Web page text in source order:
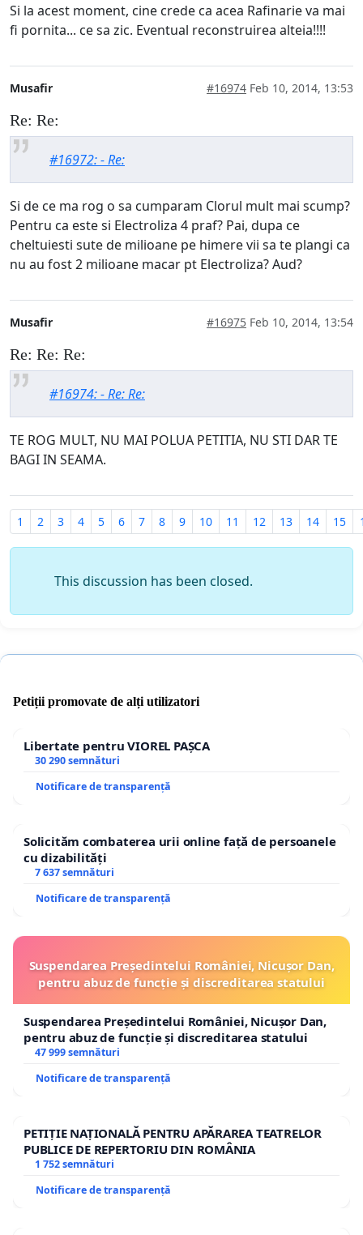
Si la acest moment, cine crede ca acea Rafinarie va mai
fi pornita... ce sa zic. Eventual reconstruirea alteia!!!!
Musafir #16974 Feb 10, 2014, 13:53
Re: Re:
#16972: - Re:
Si de ce ma rog o sa cumparam Clorul mult mai scump?
Pentru ca este si Electroliza 4 praf? Pai, dupa ce
cheltuiesti sute de milioane pe himere vii sa te plangi ca
nu au fost 2 milioane macar pt Electroliza? Aud?
Musafir #16975 Feb 10, 2014, 13:54
Re: Re: Re:
#16974: - Re: Re:
TE ROG MULT, NU MAI POLUA PETITIA, NU STI DAR TE
BAGI IN SEAMA.
1 2 3 4 5 6 7 8 9 10 11 12 13 14 15
This discussion has been closed.
Petiții promovate de alți utilizatori
Libertate pentru VIOREL PAȘCA
30 290 semnături
Notificare de transparență
Solicităm combaterea urii online față de persoanele
cu dizabilități
7 637 semnături
Notificare de transparență
Suspendarea Președintelui României, Nicușor Dan,
pentru abuz de funcție și discreditarea statului
Suspendarea Președintelui României, Nicușor Dan,
pentru abuz de funcție și discreditarea statului
47 999 semnături
Notificare de transparență
PETIȚIE NAȚIONALĂ PENTRU APĂRAREA TEATRELOR
PUBLICE DE REPERTORIU DIN ROMÂNIA
1 752 semnături
Notificare de transparență